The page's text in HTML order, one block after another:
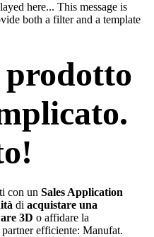
here... This message is
both a filter and a template
prodotto
con un Sales Application
di acquistare una
3D o affidare la
partner efficiente: Manufat.